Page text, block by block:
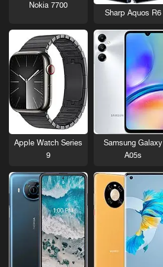
Sharp Aquos R6
Nokia 7700
Samsung Galaxy
A05s
Apple Watch Series
9